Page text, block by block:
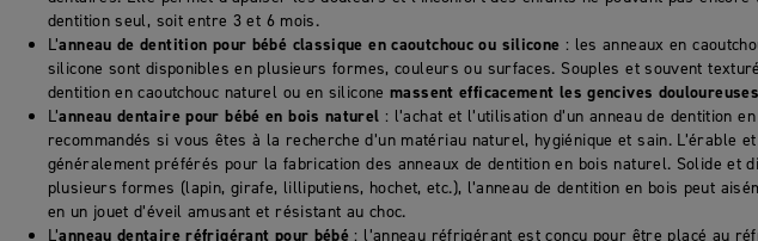
dentition seul, soit entre 3 et 6 mois.
L’anneau de dentition pour bébé classique en caoutchouc ou silicone : les anneaux en
silicone sont disponibles en plusieurs formes, couleurs ou surfaces. Souples et souvent
dentition en caoutchouc naturel ou en siliconemassent efficacement les gencives douloureuses
L’anneau dentaire pour bébé en bois naturel : l’achat et l’utilisation d’un anneau de dentition
recommandés si vous êtes à la recherche d’un matériau naturel, hygiénique et sain. L’érable
généralement préférés pour la fabrication des anneaux de dentition en bois naturel. Solide et
plusieurs formes (lapin, girafe, lilliputiens, hochet, etc.), l’anneau de dentition en bois peut
en un jouet d’éveil amusant et résistant au choc.
L’anneau dentaire réfrigérant pour bébé : l’anneau réfrigérant est conçu pour être placé au